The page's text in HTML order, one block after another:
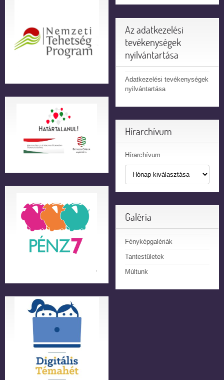
Az adatkezelési
tevékenységek
nyilvántartása
Adatkezelési tevékenységek
nyilvántartása
Hírarchívum
Hírarchívum
Galéria
Fényképgalériák
Tantestületek
Múltunk